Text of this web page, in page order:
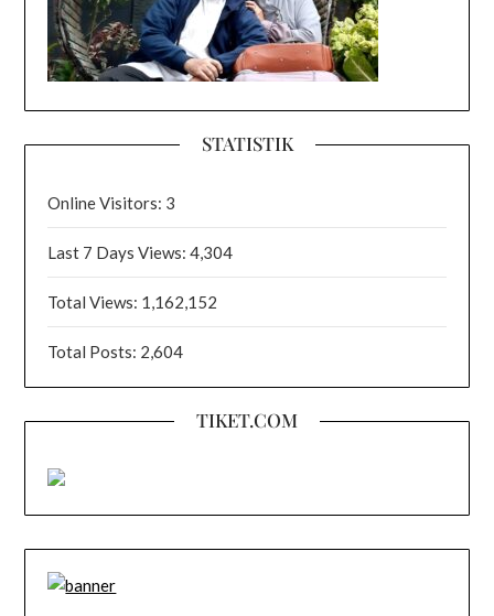
STATISTIK
Online Visitors: 3
Last 7 Days Views:4,304
Total Views: 1,162,152
Total Posts: 2,604
TIKET.COM